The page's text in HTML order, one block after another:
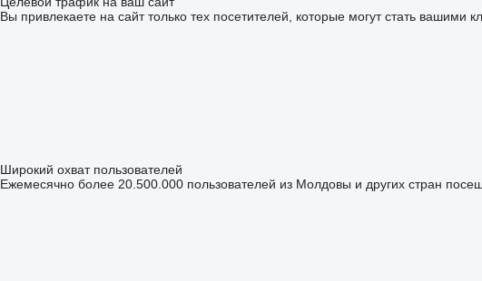
Вы привлекаете на сайт только тех посетителей, которые могут стать вашими
Широкий охват пользователей
Ежемесячно более 20.500.000 пользователей из Молдовы и других стран